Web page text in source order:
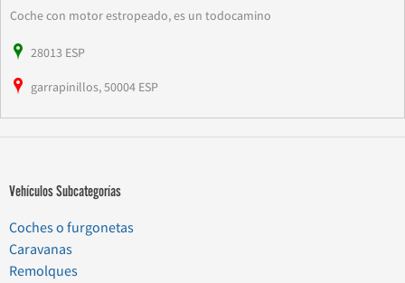
Coche con motor estropeado, es un todocamino
28013 ESP
garrapinillos, 50004 ESP
Vehículos Subcategorías
Coches o furgonetas
Caravanas
Remolques